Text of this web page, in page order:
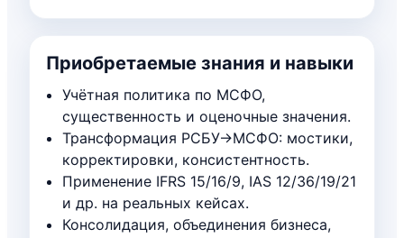
Приобретаемые знания и навыки
Учётная политика по МСФО,
существенность и оценочные значения.
Трансформация РСБУ→МСФО: мостики,
корректировки, консистентность.
Применение IFRS 15/16/9, IAS 12/36/19/21
и др. на реальных кейсах.
Консолидация, объединения бизнеса,